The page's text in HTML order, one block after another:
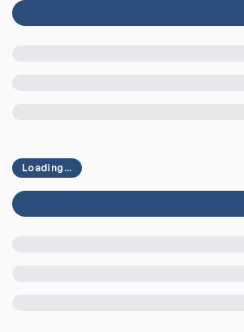
Loading...